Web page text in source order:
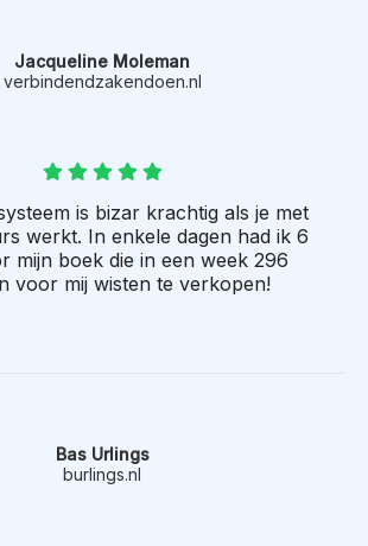
Jacqueline Moleman
verbindendzakendoen.nl
is bizar krachtig als je met
werkt. In enkele dagen had ik 6
mijn boek die in een week 296
voor mij wisten te verkopen!
Bas Urlings
burlings.nl